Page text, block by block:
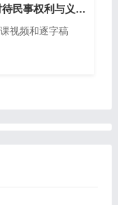
认真对待民事权利与义务（录课视频和逐字稿）
视频和逐字稿